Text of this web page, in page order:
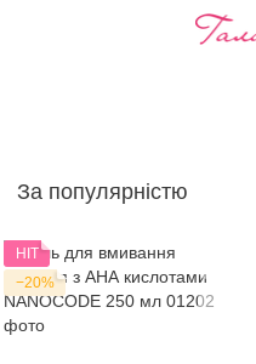
За популярністю
HIT
−20%